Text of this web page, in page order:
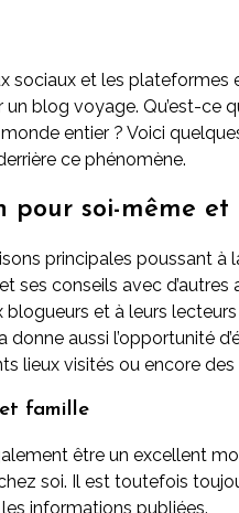
sociaux et les
un blog voyage. Qu’est-ce
entier ? Voici
ce phénomène.
pour soi-même
principales poussant à
ses conseils avec d’autres
et à leurs lecteurs
donne aussi l’opportunité
lieux visités ou encore
famille
être un excellent
soi. Il est toutefois
informations publiées.